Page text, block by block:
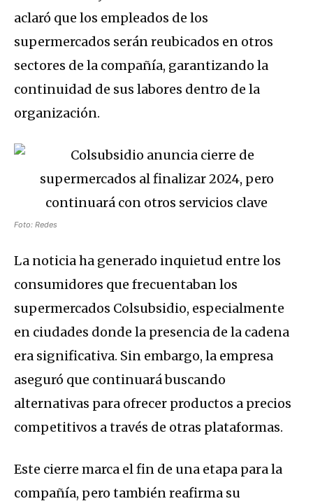
aclaró que los empleados de los
supermercados serán reubicados en otros
sectores de la compañía, garantizando la
continuidad de sus labores dentro de la
organización.
Foto: Redes
La noticia ha generado inquietud entre los
consumidores que frecuentaban los
supermercados Colsubsidio, especialmente
en ciudades donde la presencia de la cadena
era significativa. Sin embargo, la empresa
aseguró que continuará buscando
alternativas para ofrecer productos a precios
competitivos a través de otras plataformas.
Este cierre marca el fin de una etapa para la
compañía, pero también reafirma su